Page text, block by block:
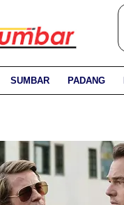
SUMBAR PADANG